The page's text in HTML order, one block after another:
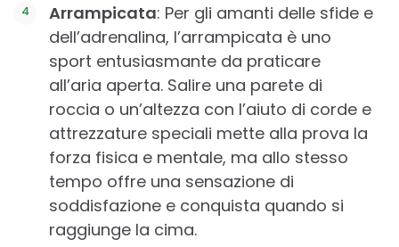
Arrampicata: Per gli amanti delle sfide e
dell’adrenalina, l’arrampicata è uno
sport entusiasmante da praticare
all’aria aperta. Salire una parete di
roccia o un’altezza con l’aiuto di corde e
attrezzature speciali mette alla prova la
forza fisica e mentale, ma allo stesso
tempo offre una sensazione di
soddisfazione e conquista quando si
raggiunge la cima.